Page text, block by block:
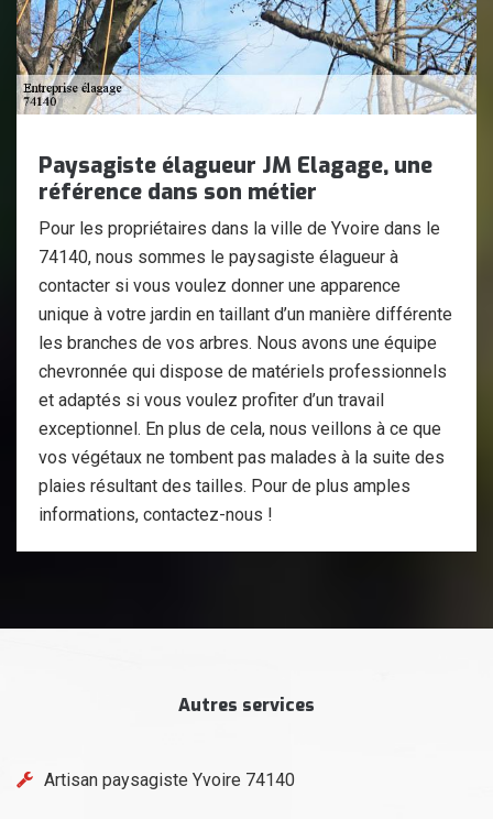
Paysagiste élagueur JM Elagage, une
référence dans son métier
Pour les propriétaires dans la ville de Yvoire dans le
74140, nous sommes le paysagiste élagueur à
contacter si vous voulez donner une apparence
unique à votre jardin en taillant d’un manière différente
les branches de vos arbres. Nous avons une équipe
chevronnée qui dispose de matériels professionnels
et adaptés si vous voulez profiter d’un travail
exceptionnel. En plus de cela, nous veillons à ce que
vos végétaux ne tombent pas malades à la suite des
plaies résultant des tailles. Pour de plus amples
informations, contactez-nous !
Autres services
Artisan paysagiste Yvoire 74140